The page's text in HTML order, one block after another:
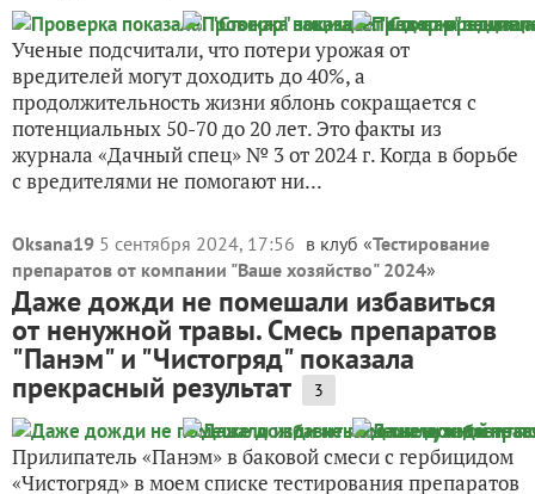
Ученые подсчитали, что потери урожая от
вредителей могут доходить до 40%, а
продолжительность жизни яблонь сокращается с
потенциальных 50-70 до 20 лет. Это факты из
журнала «Дачный спец» № 3 от 2024 г. Когда в борьбе
с вредителями не помогают ни...
Oksana19 5 сентября 2024, 17:56 в клуб «Тестирование
препаратов от компании "Ваше хозяйство" 2024»
Даже дожди не помешали избавиться
от ненужной травы. Смесь препаратов
"Панэм" и "Чистогряд" показала
прекрасный результат 3
Прилипатель «Панэм» в баковой смеси с гербицидом
«Чистогряд» в моем списке тестирования препаратов